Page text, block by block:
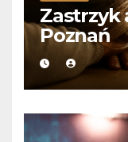
Zastrzyk
Poznań